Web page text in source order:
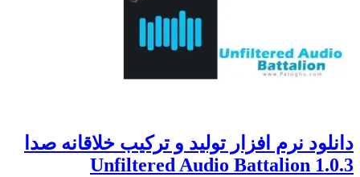
دانلود نرم افزار تولید و ترکیب خلاقانه صدا
Unfiltered Audio Battalion 1.0.3